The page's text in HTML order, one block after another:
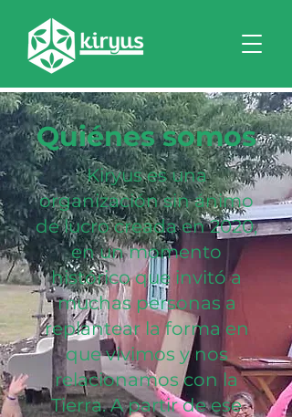
Quiénes somos
Kiryus es una
organización sin ánimo
de lucro creada en 2020,
en un momento
histórico que invitó a
muchas personas a
replantear la forma en
que vivimos y nos
relacionamos con la
Tierra. A partir de ese